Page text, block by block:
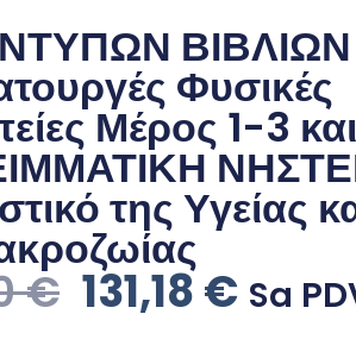
ΒΙΒΛΙΩΝ
Φυσικές
Μέρος 1-3 και
της Υγείας
€ 131,18€ Sa